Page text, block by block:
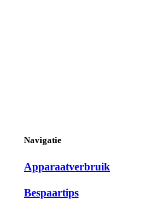
Navigatie
Apparaatverbruik
Bespaartips